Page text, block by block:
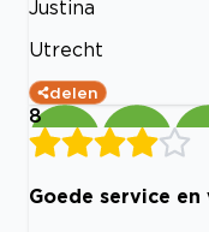
Justina
Utrecht
delen
8
Goede service